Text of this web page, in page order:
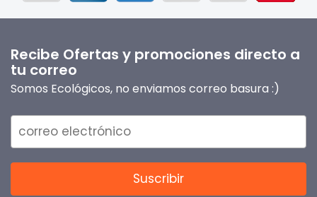
Recibe Ofertas y promociones directo a
tu correo
Somos Ecológicos, no enviamos correo basura :)